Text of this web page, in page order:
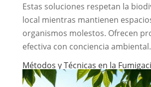
Estas soluciones respetan la
local mientras mantienen
organismos molestos. Ofrecen
efectiva con conciencia ambiental.
Métodos y Técnicas en la